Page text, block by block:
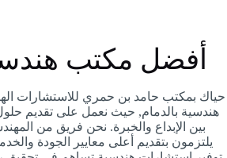
أفضل مكتب
حياك بمكتب حامد بن حمري للاستشارات
هندسية بالدمام, حيث نعمل على تقديم
بين الإبداع والخبرة. نحن فريق من
يلتزمون بتقديم أعلى معايير الجودة